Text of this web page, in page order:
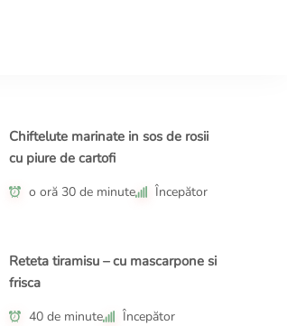
Chiftelute marinate in sos de rosii
cu piure de cartofi
o oră 30 de minute Începător
Reteta tiramisu – cu mascarpone si
frisca
40 de minute Începător